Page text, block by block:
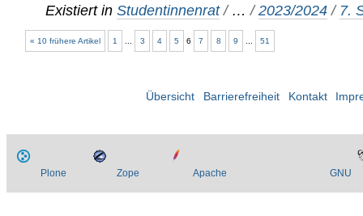
Existiert in Studentinnenrat / …/2023/2024 / 7.
« 10 frühere Artikel 1 3 4 5 6 7 8 9 51
Übersicht Barrierefreiheit Kontakt
Plone Zope Apache GNU